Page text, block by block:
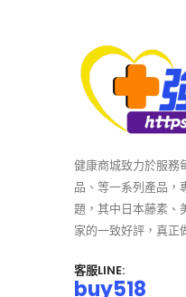
健康商城致力於服務
品、等一系列產品，
題，其中日本藤素、
家的一致好評，真正
客服LINE:
buy518